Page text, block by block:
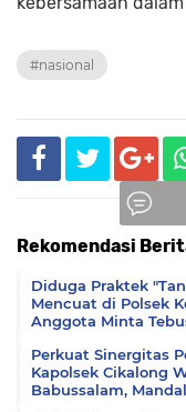
#nasional
Rekomendasi
Diduga Praktek
Mencuat di Polsek
Anggota Minta
Perkuat Sinergitas
Kapolsek Cikalong
Babussalam,